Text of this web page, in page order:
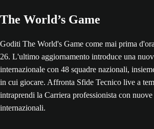
The World’s Game
Goditi The World's Game come mai prima
26. L'ultimo aggiornamento introduce una
internazionale con 48 squadre nazionali,
in cui giocare. Affronta Sfide Tecnico live a
intraprendi la Carriera professionista con
internazionali.